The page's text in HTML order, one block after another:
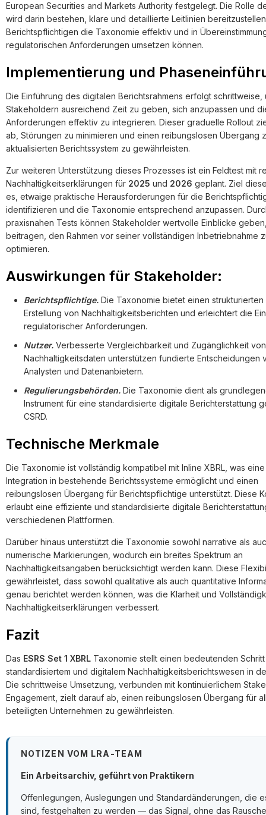
European Securities and Markets Authority festgelegt. Die Rolle
wird darin bestehen, klare und detaillierte Leitlinien
Berichtspflichtigen die Taxonomie effektiv und in
regulatorischen Anforderungen umsetzen können.
Implementierung und
Die Einführung des digitalen Berichtsrahmens erfolgt schrittweise,
Stakeholdern ausreichend Zeit zu geben, sich anzupassen und
Anforderungen effektiv zu integrieren. Dieser graduelle Rollout
ab, Störungen zu minimieren und einen reibungslosen Übergang
aktualisierten Berichtssystem zu gewährleisten.
Zur weiteren Unterstützung dieses Prozesses ist ein Feldtest mit
Nachhaltigkeitserklärungen für 2025 und 2026 geplant. Ziel
es, etwaige praktische Herausforderungen für die
identifizieren und die Taxonomie entsprechend anzupassen.
praxisnahen Tests können Stakeholder wertvolle Einblicke
beitragen, den Rahmen vor seiner vollständigen Inbetriebnahme
optimieren.
Auswirkungen für Stakeholder:
Berichtspflichtige. Die Taxonomie bietet einen strukturierten
Erstellung von Nachhaltigkeitsberichten und erleichtert die
regulatorischer Anforderungen.
Nutzer. Verbesserte Vergleichbarkeit und Zugänglichkeit von
Nachhaltigkeitsdaten unterstützen fundierte Entscheidungen
Analysten und Datenanbietern.
Regulierungsbehörden. Die Taxonomie dient als
Instrument für eine standardisierte digitale Berichterstattung
CSRD.
Technische Merkmale
Die Taxonomie ist vollständig kompatibel mit Inline XBRL, was
Integration in bestehende Berichtssysteme ermöglicht und einen
reibungslosen Übergang für Berichtspflichtige unterstützt. Diese
erlaubt eine effiziente und standardisierte digitale
verschiedenen Plattformen.
Darüber hinaus unterstützt die Taxonomie sowohl narrative als
numerische Markierungen, wodurch ein breites Spektrum an
Nachhaltigkeitsangaben berücksichtigt werden kann. Diese
gewährleistet, dass sowohl qualitative als auch quantitative
genau berichtet werden können, was die Klarheit und
Nachhaltigkeitserklärungen verbessert.
Fazit
Das ESRS Set 1 XBRL Taxonomie stellt einen bedeutenden
standardisiertem und digitalem Nachhaltigkeitsberichtswesen in
Die schrittweise Umsetzung, verbunden mit kontinuierlichem
Engagement, zielt darauf ab, einen reibungslosen Übergang für
beteiligten Unternehmen zu gewährleisten.
NOTIZEN VOM LRA-TEAM
Ein Arbeitsarchiv, geführt von Praktikern
Offenlegungen, Auslegungen und Standardänderungen, die
sind, festgehalten zu werden — das Signal, ohne das